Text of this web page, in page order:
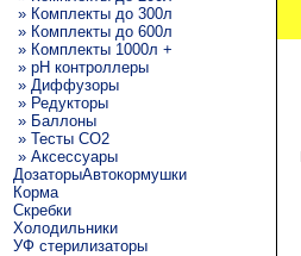
» Комплекты до 300л
» Комплекты до 600л
» Комплекты 1000л +
» pH контроллеры
» Диффузоры
» Редукторы
» Баллоны
» Тесты CO2
» Аксессуары
ДозаторыАвтокормушки
Корма
Скребки
Холодильники
УФ стерилизаторы